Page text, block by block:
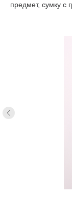
предмет, сумку с